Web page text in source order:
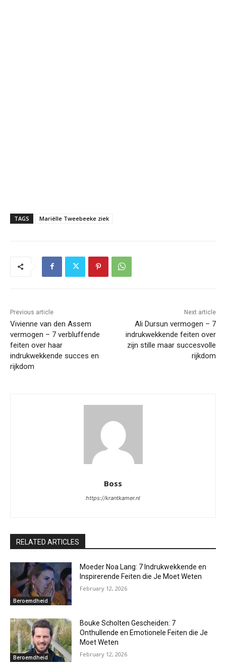
TAGS Mariëlle Tweebeeke ziek
Previous article
Vivienne van den Assem
vermogen – 7 verbluffende
feiten over haar
indrukwekkende succes en
rijkdom
Next article
Ali Dursun vermogen – 7
indrukwekkende feiten over
zijn stille maar succesvolle
rijkdom
Boss
https://krantkamer.nl
RELATED ARTICLES
Beroemdheid
Moeder Noa Lang: 7 Indrukwekkende en
Inspirerende Feiten die Je Moet Weten
February 12, 2026
Beroemdheid
Bouke Scholten Gescheiden: 7
Onthullende en Emotionele Feiten die Je
Moet Weten
February 12, 2026